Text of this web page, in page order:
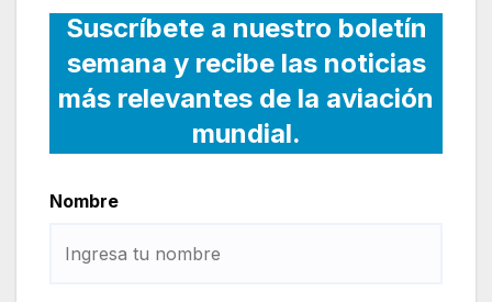
Suscríbete a nuestro boletín
semana y recibe las noticias
más relevantes de la aviación
mundial.
Nombre